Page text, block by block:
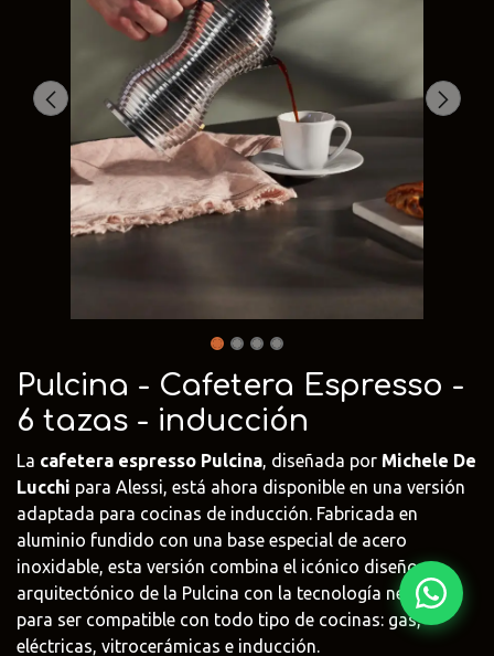
Pulcina - Cafetera Espresso -
6 tazas - inducción
La cafetera espresso Pulcina, diseñada por Michele De
Lucchi para Alessi, está ahora disponible en una versión
adaptada para cocinas de inducción. Fabricada en
aluminio fundido con una base especial de acero
inoxidable, esta versión combina el icónico diseño
arquitectónico de la Pulcina con la tecnología necesaria
para ser compatible con todo tipo de cocinas: gas,
eléctricas, vitrocerámicas e inducción.
Tilo & Partners
@tiloandpartners
Cattelan
Italia
@cattelan.uy
Franke
@franke.uy
Duravit
@tilobath
Fima Carlo
Frattini
Adriani e
Rossi
Rubio
Monocoat